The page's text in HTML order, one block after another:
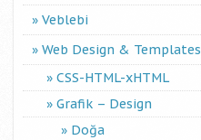
Veblebi
Web Design & Templates
CSS-HTML-xHTML
Grafik – Design
Doğa